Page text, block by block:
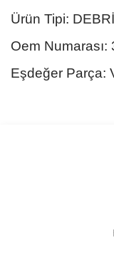
Ürün Tipi:
Oem
Eşdeğer Parça:
Ürün resmi
Ürün
Ürün bilgilerinde
Ürün fiyatı diğer